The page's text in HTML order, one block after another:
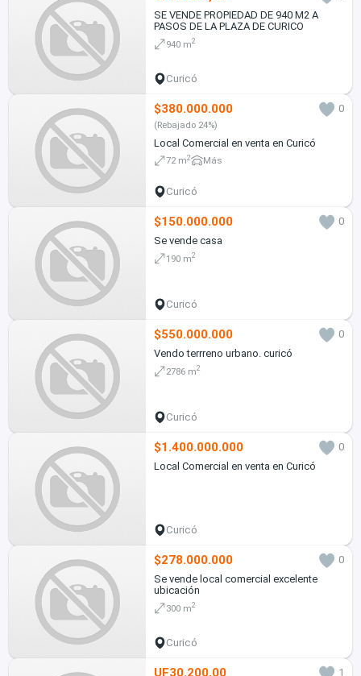
SE VENDE PROPIEDAD DE 940 M2 A
PASOS DE LA PLAZA DE CURICO
940 m2
Curicó
$380.000.000 0
(Rebajado 24%)
Local Comercial en venta en Curicó
72 m2 Más
Curicó
$150.000.000
0
Se vende casa
190 m2
Curicó
$550.000.000
0
Vendo terrreno urbano. curicó
2786 m2
Curicó
$1.400.000.000
0
Local Comercial en venta en Curicó
Curicó
$278.000.000
0
Se vende local comercial excelente
ubicación
300 m2
Curicó
UF30.200,00
1